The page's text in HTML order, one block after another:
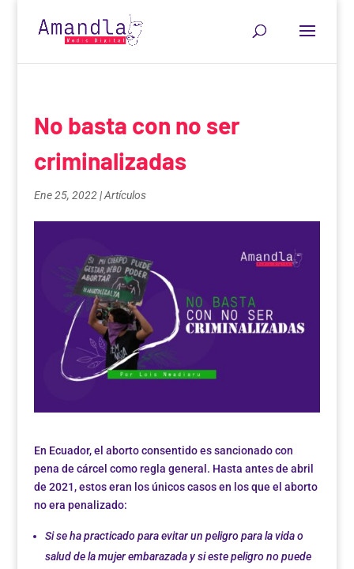
No basta con no ser
criminalizadas
Ene 25, 2022|Artículos
En Ecuador, el aborto consentido es sancionado con
pena de cárcel como regla general. Hasta antes de abril
de 2021, estos eran los únicos casos en los que el aborto
no era penalizado:
Si se ha practicado para evitar un peligro para la vida o
salud de la mujer embarazada y si este peligro no puede